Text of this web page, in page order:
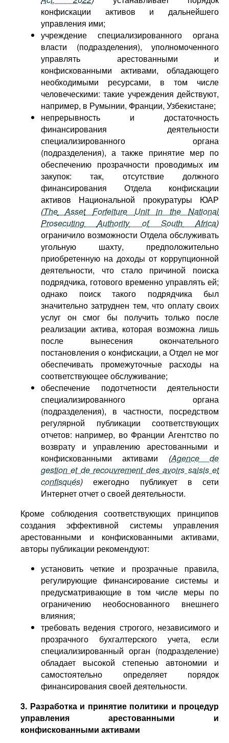
конфискации активов и дальнейшего
управления ими;
учреждение специализированного органа
власти (подразделения), уполномоченного
управлять арестованными и
конфискованными активами, обладающего
необходимыми ресурсами, в том числе
человеческими: такие учреждения действуют,
например, в Румынии, Франции, Узбекистане;
непрерывность и достаточность
финансирования деятельности
специализированного органа
(подразделения), а также принятие мер по
обеспечению прозрачности проводимых им
закупок: так, отсутствие должного
финансирования Отдела конфискации
активов Национальной прокуратуры ЮАР
(The Asset Forfeiture Unit in the
National
Prosecuting
Authority of South Africa)
ограничило возможности Отдела обслуживать
угольную шахту, предположительно
приобретенную на доходы от коррупционной
деятельности, что стало причиной поиска
подрядчика, готового временно управлять ей;
однако поиск такого подрядчика был
значительно затруднен тем, что оплату своих
услуг он смог бы получить только после
реализации актива, которая возможна лишь
после вынесения окончательного
постановления о конфискации, а Отдел не мог
обеспечивать промежуточные расходы на
соответствующее обслуживание;
обеспечение подотчетности деятельности
специализированного органа
(подразделения), в частности, посредством
регулярной публикации соответствующих
отчетов: например, во Франции Агентство по
возврату и управлению арестованными и
конфискованными активами (Agence de
gestion et de recouvrement des avoirs saisis et
confisqués) ежегодно публикует в сети
Интернет отчет о своей деятельности.
Кроме соблюдения соответствующих принципов
создания эффективной системы управления
арестованными и конфискованными активами,
авторы публикации рекомендуют:
установить четкие и прозрачные правила,
регулирующие финансирование системы и
предусматривающие в том числе меры по
ограничению необоснованного внешнего
влияния;
требовать ведения строгого, независимого и
прозрачного бухгалтерского учета, если
специализированный орган (подразделение)
обладает высокой степенью автономии и
самостоятельно определяет порядок
финансирования своей деятельности.
3. Разработка и принятие политики и процедур
управления арестованными и
конфискованными активами